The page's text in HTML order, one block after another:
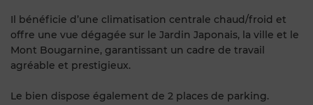
Il bénéficie d’une climatisation centrale chaud/froid et
offre une vue dégagée sur le Jardin Japonais, la ville et le
Mont Bougarnine, garantissant un cadre de travail
agréable et prestigieux.
Le bien dispose également de 2 places de parking.